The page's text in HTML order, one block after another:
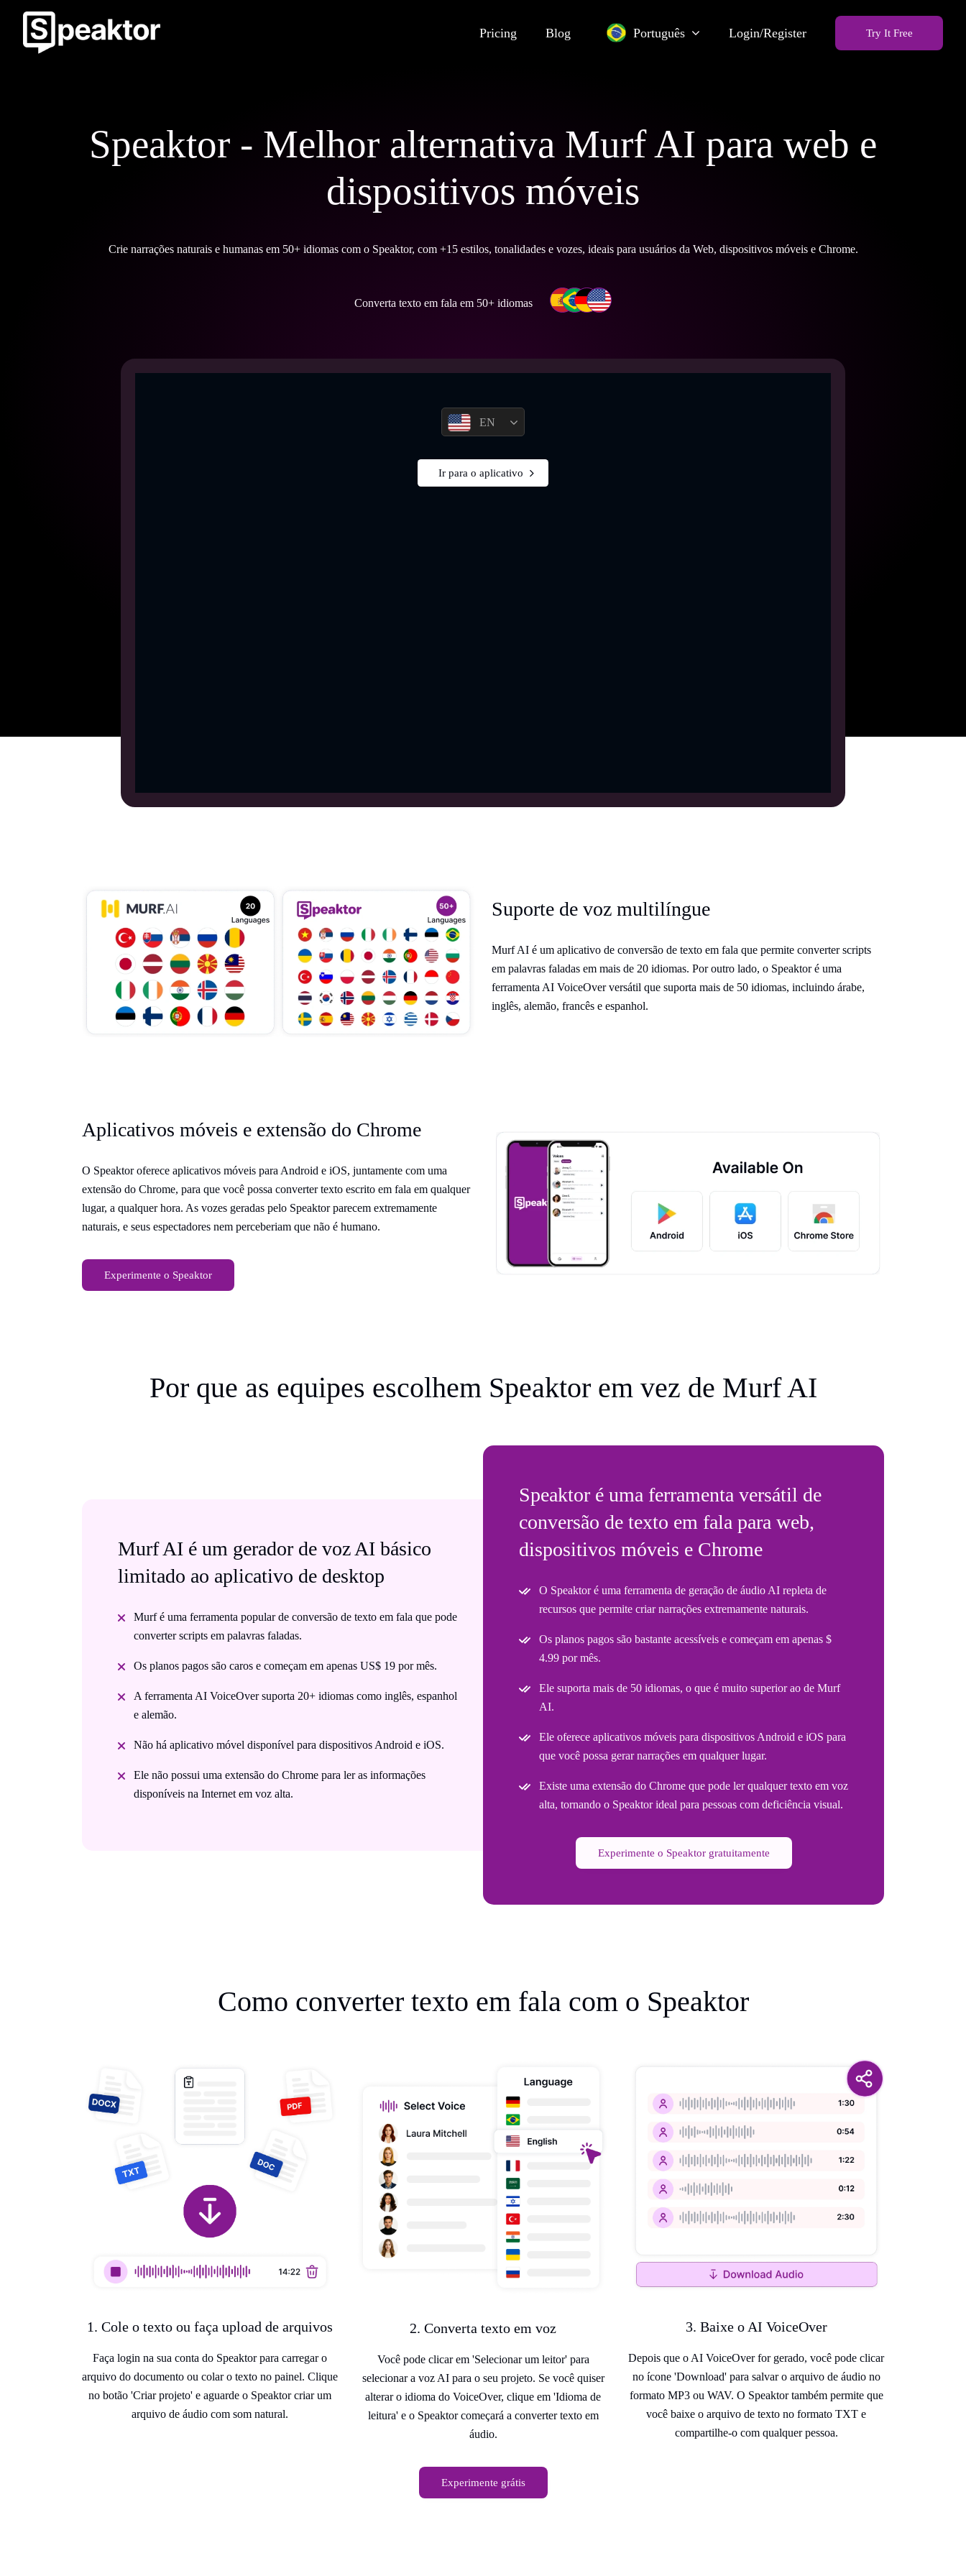
Pricing Blog Português Login/Register Try It Free
Speaktor - Melhor alternativa Murf AI para web e
dispositivos móveis
Crie narrações naturais e humanas em 50+ idiomas com o Speaktor, com +15 estilos, tonalidades e vozes, ideais para usuários da Web, dispositivos móveis e Chrome.
Converta texto em fala em 50+ idiomas
EN
Ir para o aplicativo
Suporte de voz multilíngue
Murf AI é um aplicativo de conversão de texto em fala que permite converter scripts
em palavras faladas em mais de 20 idiomas. Por outro lado, o Speaktor é uma
ferramenta AI VoiceOver versátil que suporta mais de 50 idiomas, incluindo árabe,
inglês, alemão, francês e espanhol.
Aplicativos móveis e extensão do Chrome
O Speaktor oferece aplicativos móveis para Android e iOS, juntamente com uma
extensão do Chrome, para que você possa converter texto escrito em fala em qualquer
lugar, a qualquer hora. As vozes geradas pelo Speaktor parecem extremamente
naturais, e seus espectadores nem perceberiam que não é humano.
Experimente o Speaktor
Por que as equipes escolhem Speaktor em vez de Murf AI
Murf AI é um gerador de voz AI básico
limitado ao aplicativo de desktop
Murf é uma ferramenta popular de conversão de texto em fala que pode
converter scripts em palavras faladas.
Os planos pagos são caros e começam em apenas US$ 19 por mês.
A ferramenta AI VoiceOver suporta 20+ idiomas como inglês, espanhol
e alemão.
Não há aplicativo móvel disponível para dispositivos Android e iOS.
Ele não possui uma extensão do Chrome para ler as informações
disponíveis na Internet em voz alta.
Speaktor é uma ferramenta versátil de
conversão de texto em fala para web,
dispositivos móveis e Chrome
O Speaktor é uma ferramenta de geração de áudio AI repleta de
recursos que permite criar narrações extremamente naturais.
Os planos pagos são bastante acessíveis e começam em apenas $
4.99 por mês.
Ele suporta mais de 50 idiomas, o que é muito superior ao de Murf
AI.
Ele oferece aplicativos móveis para dispositivos Android e iOS para
que você possa gerar narrações em qualquer lugar.
Existe uma extensão do Chrome que pode ler qualquer texto em voz
alta, tornando o Speaktor ideal para pessoas com deficiência visual.
Experimente o Speaktor gratuitamente
Como converter texto em fala com o Speaktor
1. Cole o texto ou faça upload de arquivos
Faça login na sua conta do Speaktor para carregar o
arquivo do documento ou colar o texto no painel. Clique
no botão 'Criar projeto' e aguarde o Speaktor criar um
arquivo de áudio com som natural.
2. Converta texto em voz
Você pode clicar em 'Selecionar um leitor' para
selecionar a voz AI para o seu projeto. Se você quiser
alterar o idioma do VoiceOver, clique em 'Idioma de
leitura' e o Speaktor começará a converter texto em
áudio.
3. Baixe o AI VoiceOver
Depois que o AI VoiceOver for gerado, você pode clicar
no ícone 'Download' para salvar o arquivo de áudio no
formato MP3 ou WAV. O Speaktor também permite que
você baixe o arquivo de texto no formato TXT e
compartilhe-o com qualquer pessoa.
Experimente grátis